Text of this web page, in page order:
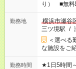
り） ■無料
勤務地
横浜市瀬谷
三ツ境駅 /
＜選べ
な施設をご
勤務時間
★1日5時間